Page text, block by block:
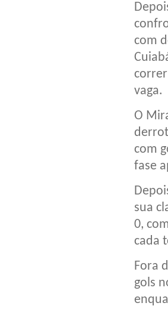
com
vaga.
O
com
fase
sua
0,
cada
Fora
gols